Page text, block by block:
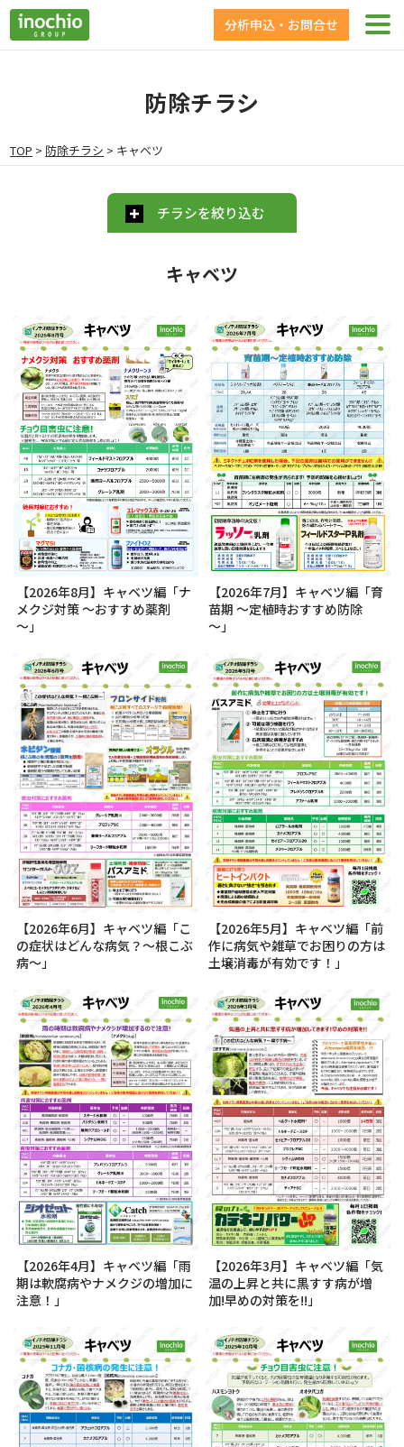
分析申込・お問合せ
防除チラシ
TOP > 防除チラシ > キャベツ
チラシを絞り込む
キャベツ
【2026年8月】キャベツ編「ナ
メクジ対策 ～おすすめ薬剤
～」
【2026年7月】キャベツ編「育
苗期 ～定植時おすすめ防除
～」
【2026年6月】キャベツ編「こ
の症状はどんな病気？～根こぶ
病～」
【2026年5月】キャベツ編「前
作に病気や雑草でお困りの方は
土壌消毒が有効です！」
【2026年4月】キャベツ編「雨
期は軟腐病やナメクジの増加に
注意！」
【2026年3月】キャベツ編「気
温の上昇と共に黒すす病が増
加!早めの対策を!!」